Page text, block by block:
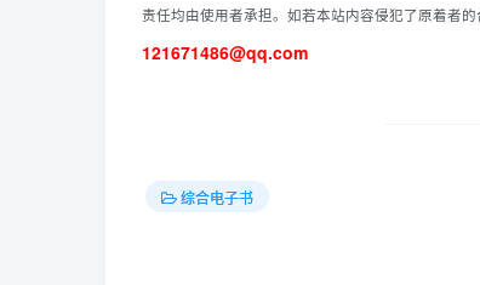
责任均由使用者承担。如若本站内容侵犯了原着者的
121671486@qq.com
综合电子书